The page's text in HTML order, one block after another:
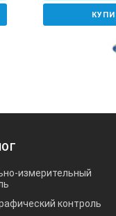
измерительный
контроль